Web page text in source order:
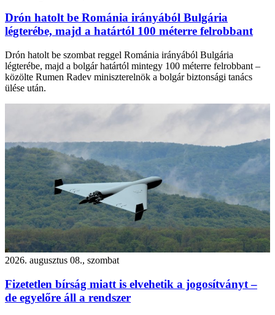
Drón hatolt be Románia irányából Bulgária
légterébe, majd a határtól 100 méterre felrobbant
Drón hatolt be szombat reggel Románia irányából Bulgária
légterébe, majd a bolgár határtól mintegy 100 méterre felrobbant –
közölte Rumen Radev miniszterelnök a bolgár biztonsági tanács
ülése után.
2026. augusztus 08., szombat
Fizetetlen bírság miatt is elvehetik a jogosítványt –
de egyelőre áll a rendszer